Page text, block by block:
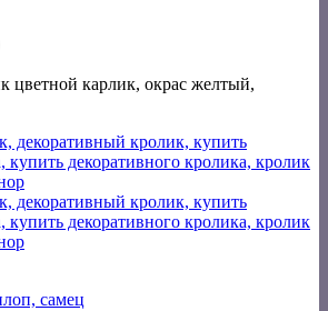
цветной карлик, окрас желтый,
самец